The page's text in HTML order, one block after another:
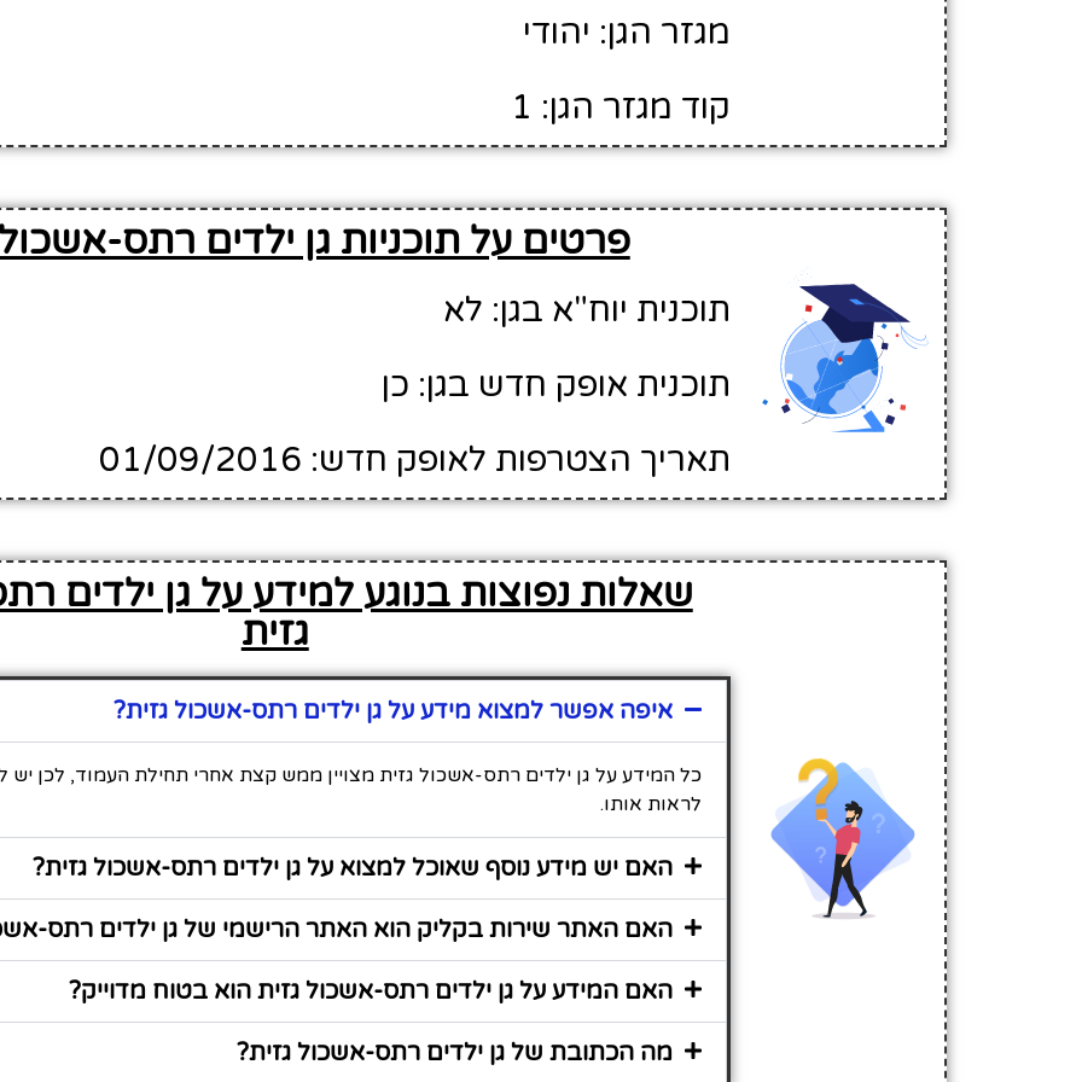
מגזר הגן: יהודי
קוד מגזר הגן: 1
פרטים על תוכניות גן ילדים רתס-
תוכנית יוח"א בגן: לא
תוכנית אופק חדש בגן: כן
תאריך הצטרפות לאופק חדש: 01/09/2016
שאלות נפוצות בנוגע למידע על גן ילדים
גזית
איפה אפשר למצוא מידע על גן ילדים רתס-אשכול גזית?
כל המידע על גן ילדים רתס-אשכול גזית מצויין ממש קצת אחרי תחילת העמוד, לכן יש
לראות אותו.
האם יש מידע נוסף שאוכל למצוא על גן ילדים רתס-אשכול גזית?
האם האתר שירות בקליק הוא האתר הרישמי של גן ילדים רתס-
האם המידע על גן ילדים רתס-אשכול גזית הוא בטוח מדוייק?
מה הכתובת של גן ילדים רתס-אשכול גזית?